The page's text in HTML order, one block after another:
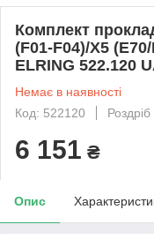
Комплект
(F01-F04)/X5
ELRING 522.120
Немає в наявності
Код: 522120
Роздріб
6 151 ₴
Опис